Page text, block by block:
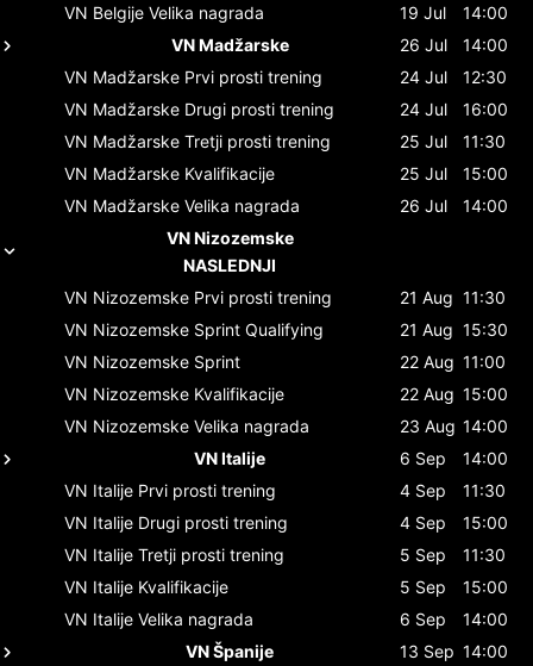
VN Belgije Velika nagrada 19 Jul
14:00
VN Madžarske
26 Jul
14:00
VN Madžarske Prvi prosti trening 24 Jul
12:30
VN Madžarske Drugi prosti trening 24 Jul
16:00
VN Madžarske Tretji prosti trening 25 Jul
11:30
VN Madžarske Kvalifikacije 25 Jul
15:00
VN Madžarske Velika nagrada 26 Jul
14:00
VN Nizozemske
NASLEDNJI
VN Nizozemske Prvi prosti trening 21 Aug 11:30
VN Nizozemske Sprint Qualifying 21 Aug 15:30
VN Nizozemske Sprint 22 Aug 11:00
VN Nizozemske Kvalifikacije 22 Aug 15:00
VN Nizozemske Velika nagrada 23 Aug 14:00
VN Italije
6 Sep
14:00
VN Italije Prvi prosti trening 4 Sep
11:30
VN Italije Drugi prosti trening 4 Sep
15:00
VN Italije Tretji prosti trening 5 Sep
11:30
VN Italije Kvalifikacije 5 Sep
15:00
VN Italije Velika nagrada 6 Sep
14:00
VN Španije
13 Sep 14:00